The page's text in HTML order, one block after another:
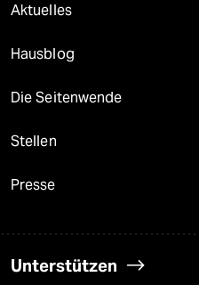
Aktuelles
Hausblog
Die Seitenwende
Stellen
Presse
Unterstützen